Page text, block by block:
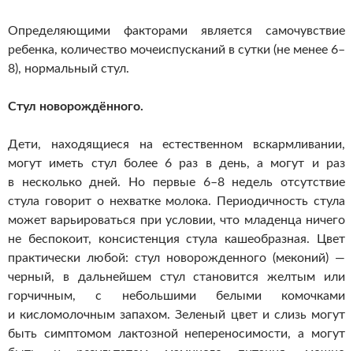
Определяющими факторами является самочувствие
ребенка, количество мочеиспусканий в сутки (не менее 6–
8), нормальный стул.
Стул новорождённого.
Дети, находящиеся на естественном вскармливании,
могут иметь стул более 6 раз в день, а могут и раз
в несколько дней. Но первые 6–8 недель отсутствие
стула говорит о нехватке молока. Периодичность стула
может варьироваться при условии, что младенца ничего
не беспокоит, консистенция стула кашеобразная. Цвет
практически любой: стул новорожденного (меконий) —
черный, в дальнейшем стул становится желтым или
горчичным, с небольшими белыми комочками
и кисломолочным запахом. Зеленый цвет и слизь могут
быть симптомом лактозной непереносимости, а могут